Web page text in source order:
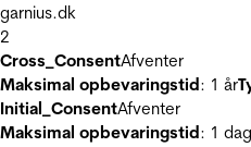
garnius.dk
2
Cross_ConsentAfventer
Maksimal opbevaringstid: 1 år
Initial_ConsentAfventer
Maksimal opbevaringstid: 1 dag